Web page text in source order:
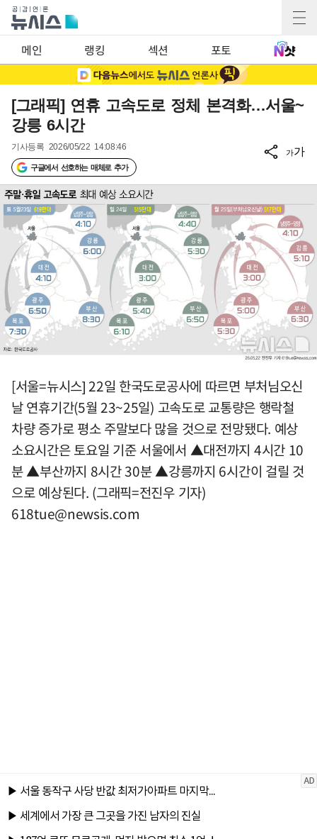
메인 랭킹 섹션 포토
[그래픽] 연휴 고속도로 정체 본격화…서울~
강릉 6시간
기사등록 2026/05/22 14:08:46
구글에서 선호하는 매체로 추가
가가
[서울=뉴시스] 22일 한국도로공사에 따르면 부처님오신
날 연휴기간(5월 23~25일) 고속도로 교통량은 행락철
차량 증가로 평소 주말보다 많을 것으로 전망됐다. 예상
소요시간은 토요일 기준 서울에서 ▲대전까지 4시간 10
분 ▲부산까지 8시간 30분 ▲강릉까지 6시간이 걸릴 것
으로 예상된다. (그래픽=전진우 기자)
618tue@newsis.com